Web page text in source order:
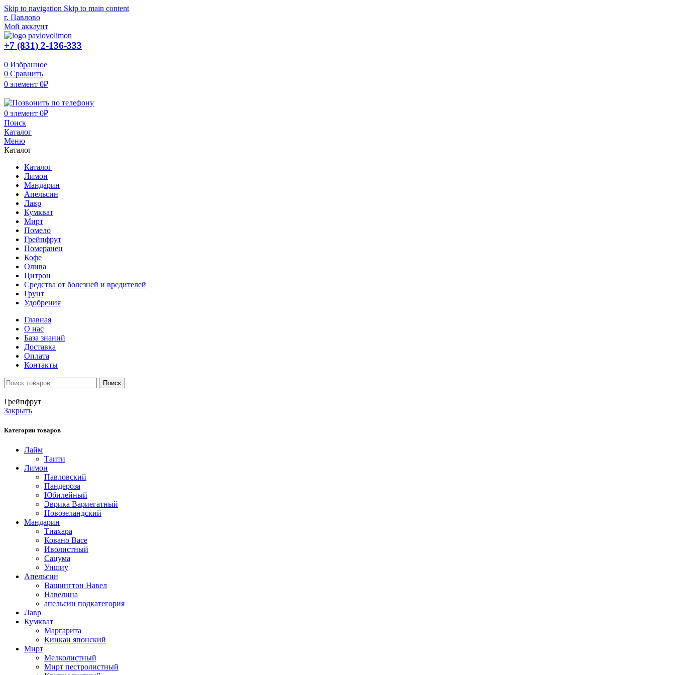
Skip to navigation Skip to main content
г. Павлово
Мой аккаунт
+7 (831) 2-136-333
0 Избранное
0 Сравнить
0 элемент 0₽
0 элемент 0₽
Поиск
Каталог
Меню
Каталог
Каталог
Лимон
Мандарин
Апельсин
Лавр
Кумкват
Мирт
Помело
Грейпфрут
Померанец
Кофе
Олива
Цитрон
Средства от болезней и вредителей
Грунт
Удобрения
Главная
О нас
База знаний
Доставка
Оплата
Контакты
Поиск
Грейпфрут
Закрыть
Категории товаров
Лайм
Таити
Лимон
Павловский
Пандероза
Юбилейный
Эврика Вариегатный
Новозеландский
Мандарин
Тиахара
Ковано Васе
Иволистный
Сацума
Уншиу
Апельсин
Вашингтон Навел
Навелина
апельсин подкатегория
Лавр
Кумкват
Маргарита
Кинкан японский
Мирт
Мелколистный
Мирт пестролистный